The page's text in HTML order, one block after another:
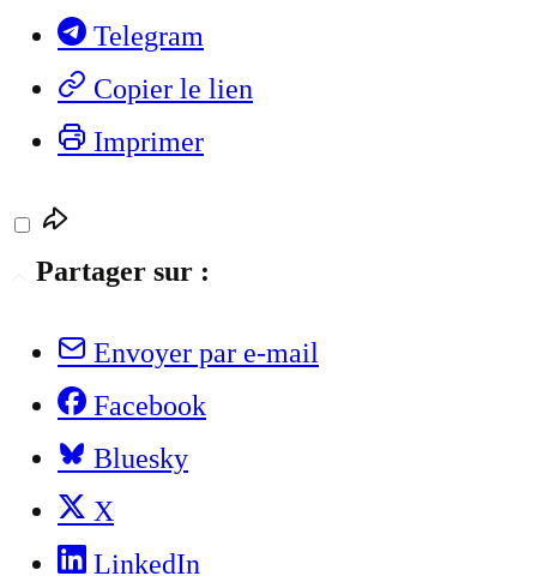
Telegram
Copier le lien
Imprimer
Partager sur :
Envoyer par e-mail
Facebook
Bluesky
X
LinkedIn